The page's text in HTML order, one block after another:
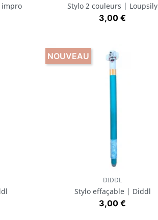
impro Stylo 2 couleurs | Loupsily
Prix
3,00 €
Aperçu rapide
DIDDL
Stylo effaçable | Diddl
Prix
3,00 €
NOUVEAU